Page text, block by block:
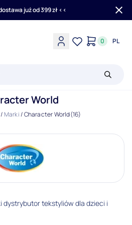
już od 399 zł <<
0 PL
World
/Marki/Character World(16)
dystrybutor tekstyliów dla dzieci i